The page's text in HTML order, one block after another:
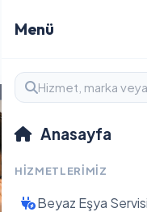
Menü
Anasayfa
HIZMETLERIMIZ
Beyaz Eşya